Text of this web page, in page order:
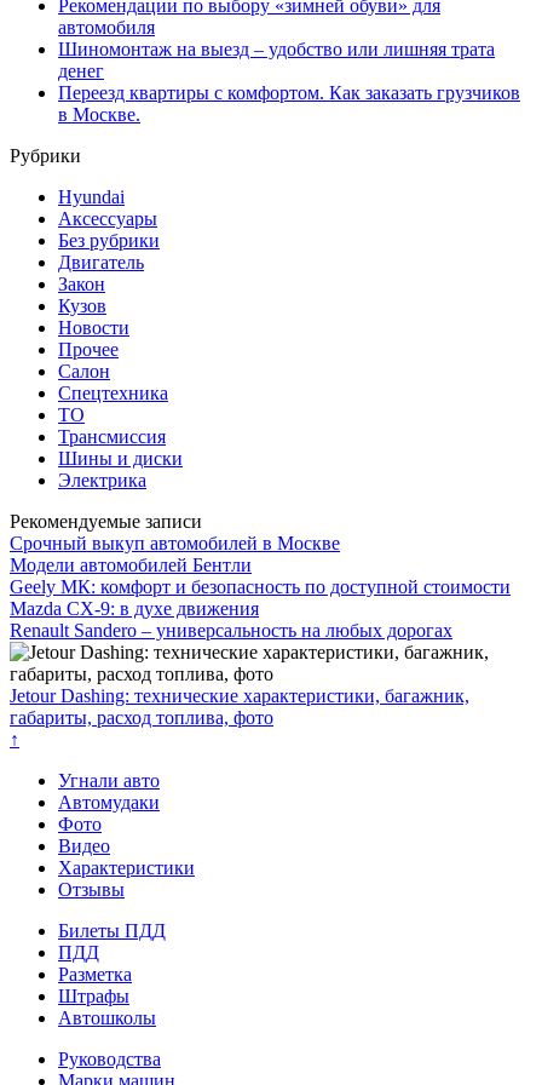
Рекомендации по выбору «зимней обуви» для
автомобиля
Шиномонтаж на выезд – удобство или лишняя трата
денег
Переезд квартиры с комфортом. Как заказать грузчиков
в Москве.
Рубрики
Hyundai
Аксессуары
Без рубрики
Двигатель
Закон
Кузов
Новости
Прочее
Салон
Спецтехника
ТО
Трансмиссия
Шины и диски
Электрика
Рекомендуемые записи
Срочный выкуп автомобилей в Москве
Модели автомобилей Бентли
Geely МК: комфорт и безопасность по доступной стоимости
Mazda CX-9: в духе движения
Renault Sandero – универсальность на любых дорогах
Jetour Dashing: технические характеристики, багажник,
габариты, расход топлива, фото
↑
Угнали авто
Автомудаки
Фото
Видео
Характеристики
Отзывы
Билеты ПДД
ПДД
Разметка
Штрафы
Автошколы
Руководства